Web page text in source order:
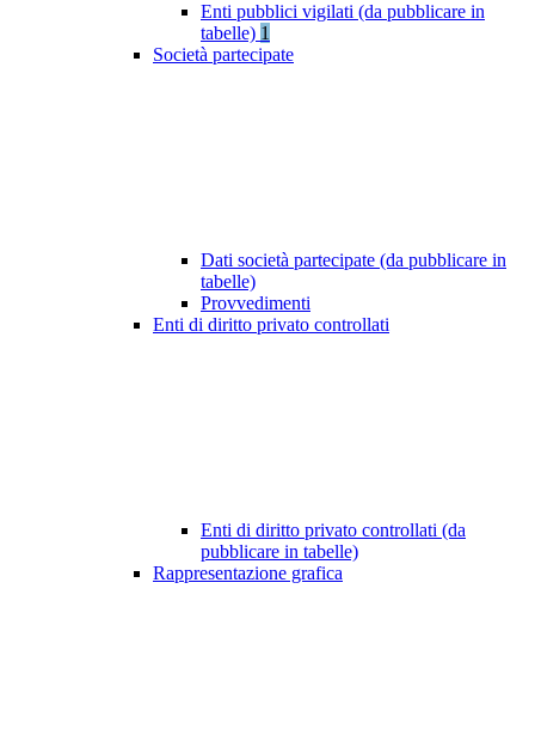
Enti pubblici vigilati (da pubblicare in
tabelle) 1
Società partecipate
Dati società partecipate (da pubblicare in
tabelle)
Provvedimenti
Enti di diritto privato controllati
Enti di diritto privato controllati (da
pubblicare in tabelle)
Rappresentazione grafica